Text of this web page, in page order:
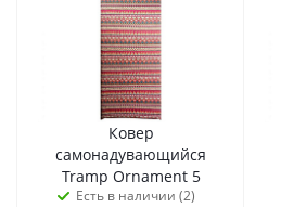
Ковер
самонадувающийся
Tramp Ornament 5
Есть в наличии (2)